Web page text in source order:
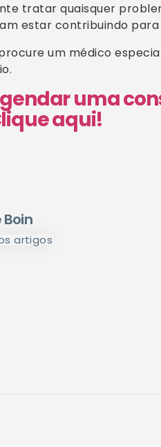
tratar quaisquer
estar contribuindo para
um médico
uma
aqui!
Boin
artigos